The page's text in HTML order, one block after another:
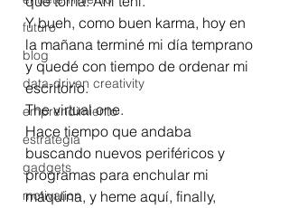
futuro
blog
data-driven creativity
emprendimiento
estrategia
gadgets
motivation
Y bueh, como buen karma, hoy en
la mañana terminé mi día temprano
y quedé con tiempo de ordenar mi
escritorio.
The virtual one.
Hace tiempo que andaba
buscando nuevos periféricos y
programas para enchular mi
máquina, y heme aquí, finally,